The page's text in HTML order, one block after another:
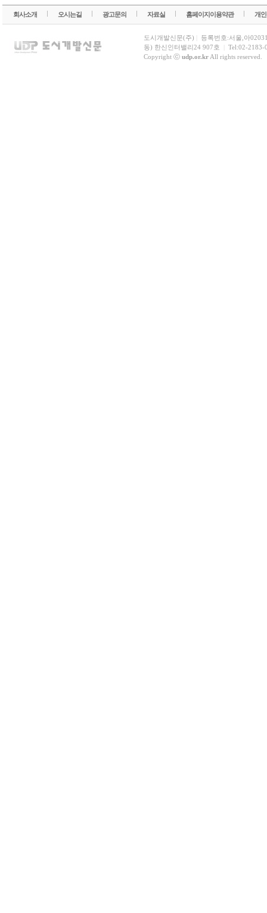
회사소개 오시는길 광고문의 자료실 홈페이지이용약관 개
도시개발신문(주)
등록번호:서울,아
동) 한신인터밸리24 907호
Tel:02-2183-
Copyright ⓒ udp.or.krAll rights reserved.